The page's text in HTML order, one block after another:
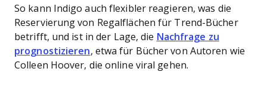
So kann Indigo auch flexibler reagieren, was die
Reservierung von Regalflächen für Trend-Bücher
betrifft, und ist in der Lage, die Nachfrage zu
prognostizieren, etwa für Bücher von Autoren wie
Colleen Hoover, die online viral gehen.